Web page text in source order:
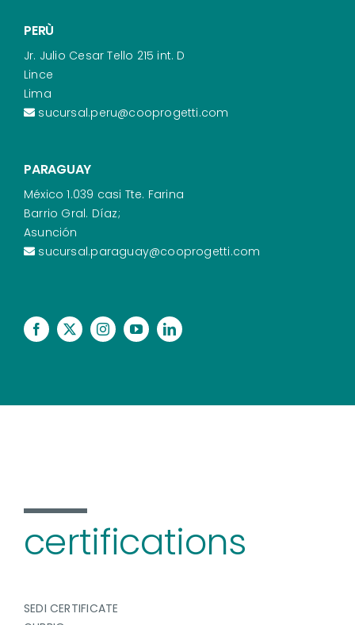
PERÙ
Jr. Julio Cesar Tello 215 int. D
Lince
Lima
sucursal.peru@cooprogetti.com
PARAGUAY
México 1.039 casi Tte. Farina
Barrio Gral. Díaz;
Asunción
sucursal.paraguay@cooprogetti.com
certifications
SEDI CERTIFICATE